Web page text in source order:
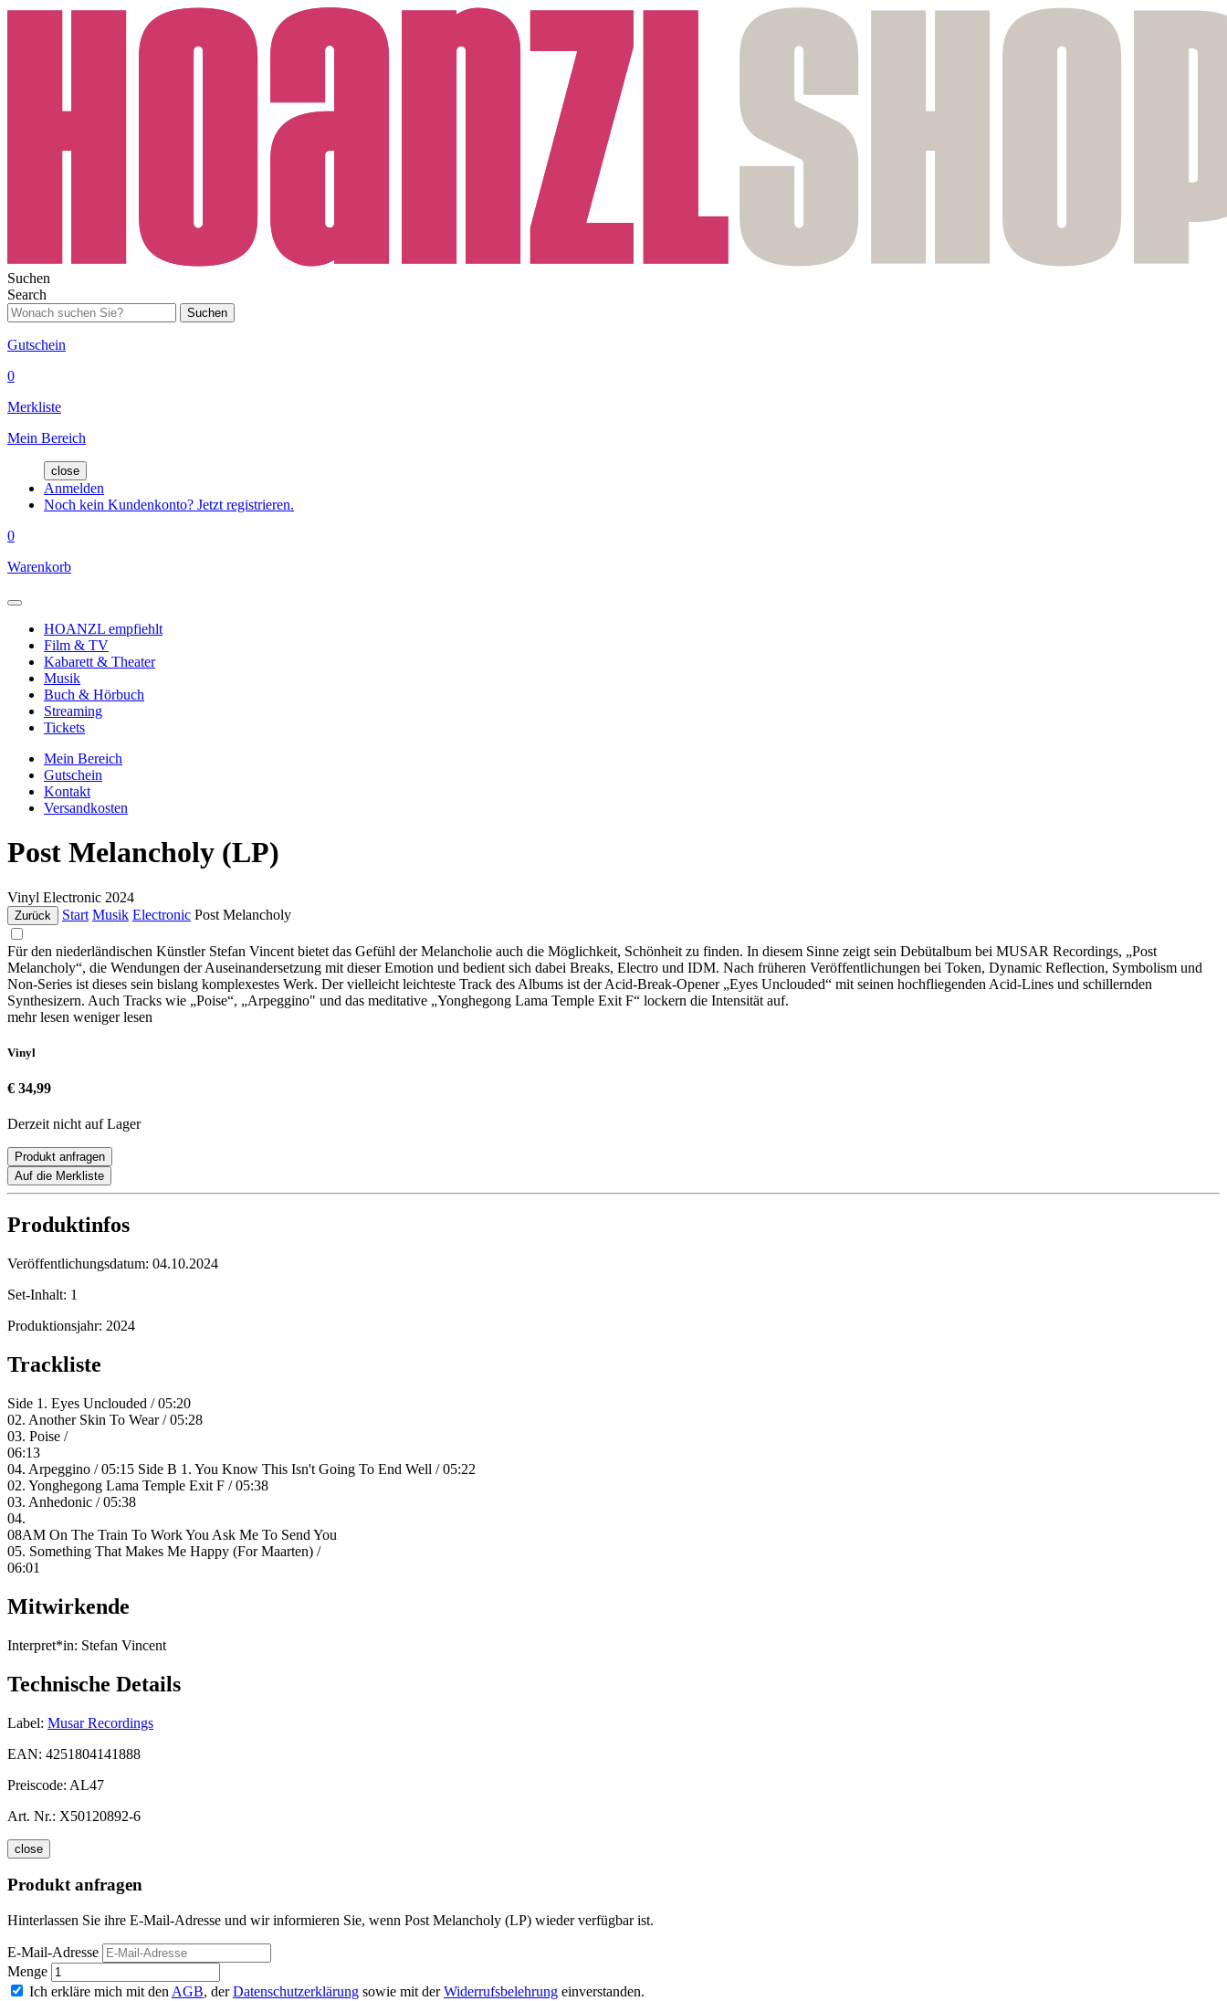
Suchen
Search
Suchen
Gutschein
0
Merkliste
Mein Bereich
close
Anmelden
Noch kein Kundenkonto? Jetzt registrieren.
0
Warenkorb
HOANZL empfiehlt
Film & TV
Kabarett & Theater
Musik
Buch & Hörbuch
Streaming
Tickets
Mein Bereich
Gutschein
Kontakt
Versandkosten
Post Melancholy (LP)
Vinyl Electronic 2024
Zurück Start Musik Electronic Post Melancholy
Für den niederländischen Künstler Stefan Vincent bietet das Gefühl der Melancholie auch die Möglichkeit, Schönheit zu finden. In diesem Sinne zeigt sein Debütalbum bei MUSAR Recordings, „Post
Melancholy“, die Wendungen der Auseinandersetzung mit dieser Emotion und bedient sich dabei Breaks, Electro und IDM. Nach früheren Veröffentlichungen bei Token, Dynamic Reflection, Symbolism und
Non-Series ist dieses sein bislang komplexestes Werk. Der vielleicht leichteste Track des Albums ist der Acid-Break-Opener „Eyes Unclouded“ mit seinen hochfliegenden Acid-Lines und schillernden
Synthesizern. Auch Tracks wie „Poise“, „Arpeggino" und das meditative „Yonghegong Lama Temple Exit F“ lockern die Intensität auf.
mehr lesen weniger lesen
Vinyl
€ 34,99
Derzeit nicht auf Lager
Produkt anfragen
Auf die Merkliste
Produktinfos
Veröffentlichungsdatum: 04.10.2024
Set-Inhalt: 1
Produktionsjahr: 2024
Trackliste
Side 1. Eyes Unclouded / 05:20
02. Another Skin To Wear / 05:28
03. Poise /
06:13
04. Arpeggino / 05:15 Side B 1. You Know This Isn't Going To End Well / 05:22
02. Yonghegong Lama Temple Exit F / 05:38
03. Anhedonic / 05:38
04.
08AM On The Train To Work You Ask Me To Send You
05. Something That Makes Me Happy (For Maarten) /
06:01
Mitwirkende
Interpret*in: Stefan Vincent
Technische Details
Label: Musar Recordings
EAN: 4251804141888
Preiscode: AL47
Art. Nr.: X50120892-6
close
Produkt anfragen
Hinterlassen Sie ihre E-Mail-Adresse und wir informieren Sie, wenn Post Melancholy (LP) wieder verfügbar ist.
E-Mail-Adresse
Menge
Ich erkläre mich mit den AGB, derDatenschutzerklärung sowie mit derWiderrufsbelehrung einverstanden.